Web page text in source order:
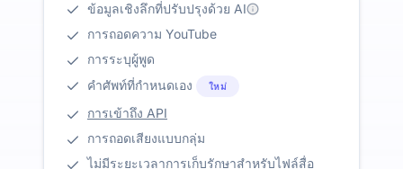
ข้อมูลเชิงลึกที่ปรับปรุงด้วย AI
การถอดความ YouTube
การระบุผู้พูด
คำศัพท์ที่กำหนดเอง
ใหม่
การเข้าถึง API
การถอดเสียงแบบกลุ่ม
ไม่มีระยะเวลาการเก็บรักษาสำหรับไฟล์สื่อ